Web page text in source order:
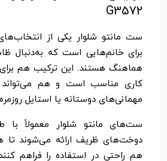
G3572
ست مانتو شلوار یکی از
برای خانم‌هایی است که به‌دنبال
هماهنگ هستند. این ترکیب هم
کاری مناسب است و هم می‌تواند
مهمانی‌های دوستانه یا استایل
ست‌های مانتو شلوار معمولاً
دوخت‌های ظریف ارائه می‌شوند تا
هم راحتی در استفاده را فراهم